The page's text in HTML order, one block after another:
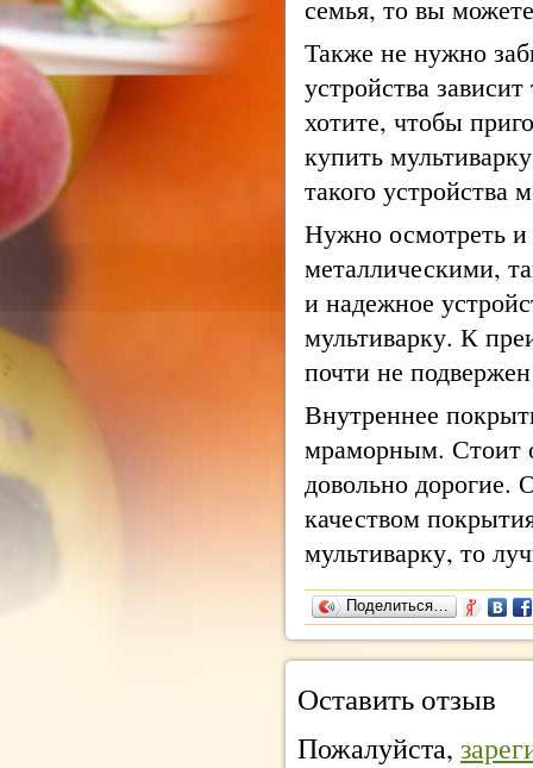
семья, то вы
Также не нужно
устройства
хотите, чтобы
купить
такого устройства
Нужно осмотреть и
металлическими,
и надежное
мультиварку. К
почти не
Внутреннее
мраморным. Стоит
довольно дорогие.
качеством
мультиварку, то
Поделиться…
Оставить отзыв
Пожалуйста,